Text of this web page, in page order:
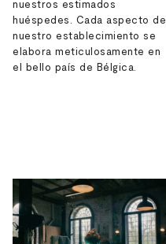
nuestros estimados
huéspedes. Cada aspecto de
nuestro establecimiento se
elabora meticulosamente en
el bello país de Bélgica.